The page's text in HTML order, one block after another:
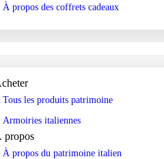
À propos des coffrets cadeaux
Tous les produits patrimoine
Armoiries italiennes
propos
À propos du patrimoine italien